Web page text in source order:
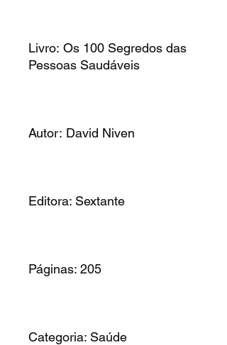
Livro: Os 100 Segredos das
Pessoas Saudáveis
Autor: David Niven
Editora: Sextante
Páginas: 205
Categoria: Saúde